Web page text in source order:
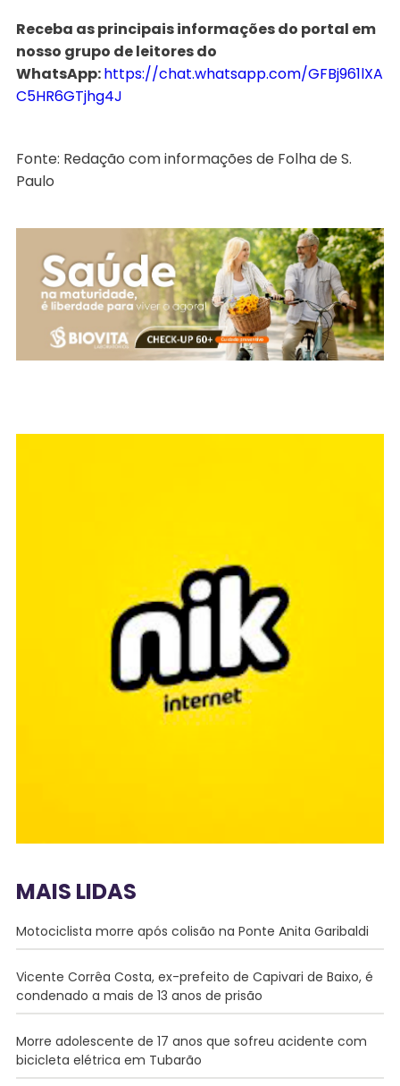
Receba as principais informações do portal em
nosso grupo de leitores do
WhatsApp:https://chat.whatsapp.com/GFBj961lXA
C5HR6GTjhg4J
Fonte: Redação com informações de Folha de S.
Paulo
MAIS LIDAS
Motociclista morre após colisão na Ponte Anita Garibaldi
Vicente Corrêa Costa, ex-prefeito de Capivari de Baixo, é
condenado a mais de 13 anos de prisão
Morre adolescente de 17 anos que sofreu acidente com
bicicleta elétrica em Tubarão